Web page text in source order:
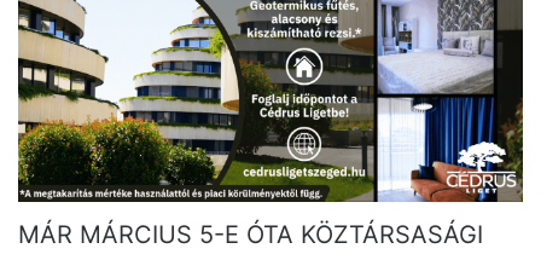
MÁR MÁRCIUS 5-E ÓTA KÖZTÁRSASÁGI